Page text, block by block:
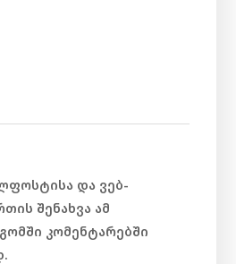
და ვებ-
შენახვა ამ
კომენტარებში